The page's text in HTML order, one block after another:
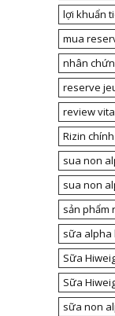
lợi khuẩn
mua
nhân
reserve
review
Rizin
sua non
sua non
sản phẩm
sữa alpha
Sữa
Sữa
sữa non